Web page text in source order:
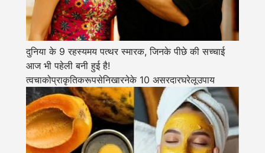
दुनिया के 9 रहस्यमय पत्थर स्मारक, जिनके पीछे की सच्चाई
आज भी पहेली बनी हुई है!
त्वचाकोप्राकृतिकरूपसेनिखारनेके 10 असरदारघरेलूउपाय